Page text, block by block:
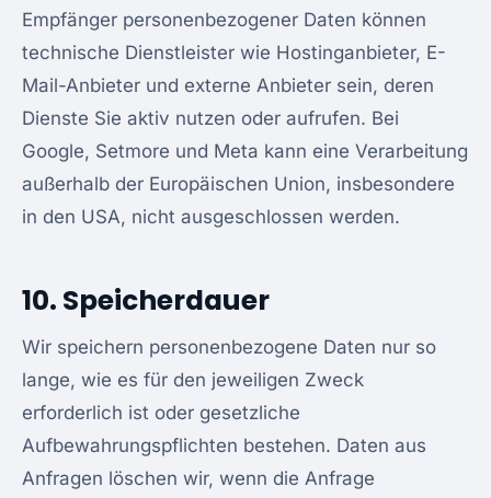
Empfänger personenbezogener Daten können
technische Dienstleister wie Hostinganbieter, E-
Mail-Anbieter und externe Anbieter sein, deren
Dienste Sie aktiv nutzen oder aufrufen. Bei
Google, Setmore und Meta kann eine Verarbeitung
außerhalb der Europäischen Union, insbesondere
in den USA, nicht ausgeschlossen werden.
10. Speicherdauer
Wir speichern personenbezogene Daten nur so
lange, wie es für den jeweiligen Zweck
erforderlich ist oder gesetzliche
Aufbewahrungspflichten bestehen. Daten aus
Anfragen löschen wir, wenn die Anfrage